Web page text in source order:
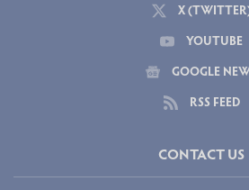
X
YOUTUBE
GOOGLE
RSS FEED
CONTACT US